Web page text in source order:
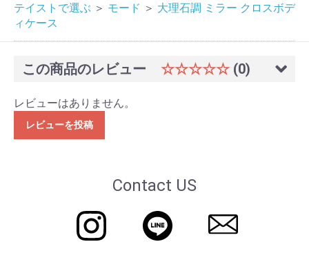
テイストで選ぶ ＞ モード ＞ 大理石調 ミラー クロスボデ
ィケース
この商品のレビュー ☆☆☆☆☆ (0)
レビューはありません。
レビューを投稿
Contact US